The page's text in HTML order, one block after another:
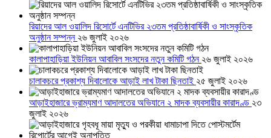
রিয়াদের আল ওয়ালিদ রিসোর্টে এনটিভির ২৩তম প্রতিষ্ঠাবার্ষিকী ও সাংস্কৃতিক
অনুষ্ঠান সম্পন্ন ২৬ জুলাই ২০২৬
কালাপাহাড়িয়া ইউনিয়ন আবাবিল সংসদের নতুন কমিটি গঠন ২৬ জুলাই ২০২৬
চালাকচরে প্রকাশ্য দিবালোকে আড়াই লাখ টাকা ছিনতাই ২৫ জুলাই ২০২৬
আড়াইহাজারে ভ্রাম্যমাণ আদালতের অভিযানে ২ মাদক ব্যবসায়ীর কারাদণ্ড ২৩
জুলাই ২০২৬